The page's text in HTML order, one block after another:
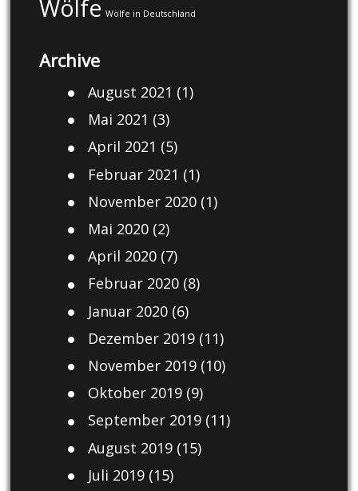
Wölfe Wölfe in Deutschland
Archive
August 2021 (1)
Mai 2021 (3)
April 2021 (5)
Februar 2021 (1)
November 2020(1)
Mai 2020(2)
April 2020(7)
Februar 2020(8)
Januar 2020(6)
Dezember 2019(11)
November 2019(10)
Oktober 2019(9)
September 2019(11)
August 2019(15)
Juli 2019(15)